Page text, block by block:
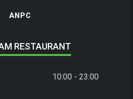
ANPC
RESTAURANT
10:00 - 23:00